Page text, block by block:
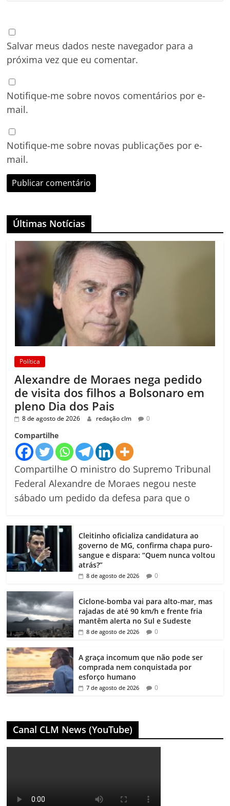
Salvar meus dados neste navegador para a
próxima vez que eu comentar.
Notifique-me sobre novos comentários por e-
mail.
Notifique-me sobre novas publicações por e-
mail.
Últimas Notícias
Política
Alexandre de Moraes nega pedido
de visita dos filhos a Bolsonaro em
pleno Dia dos Pais
8 de agosto de 2026 redação clm 0
Compartilhe
Compartilhe O ministro do Supremo Tribunal
Federal Alexandre de Moraes negou neste
sábado um pedido da defesa para que o
Cleitinho oficializa candidatura ao
governo de MG, confirma chapa puro-
sangue e dispara: “Quem nunca voltou
atrás?”
8 de agosto de 2026 0
Ciclone-bomba vai para alto-mar, mas
rajadas de até 90 km/h e frente fria
mantêm alerta no Sul e Sudeste
8 de agosto de 2026 0
A graça incomum que não pode ser
comprada nem conquistada por
esforço humano
7 de agosto de 2026 0
Canal CLM News (YouTube)